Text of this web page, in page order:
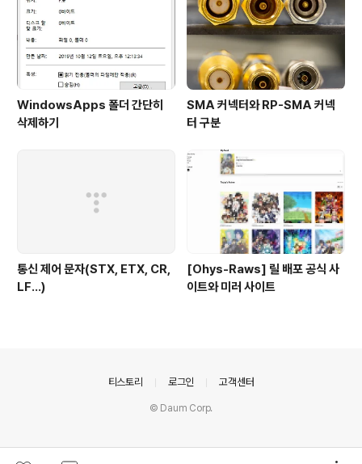
WindowsApps 폴더 간단히
삭제하기
SMA 커넥터와 RP-SMA 커넥
터 구분
통신 제어 문자(STX, ETX, CR,
LF...)
[Ohys-Raws] 릴 배포 공식 사
이트와 미러 사이트
티스토리 로그인 고객센터
© Daum Corp.